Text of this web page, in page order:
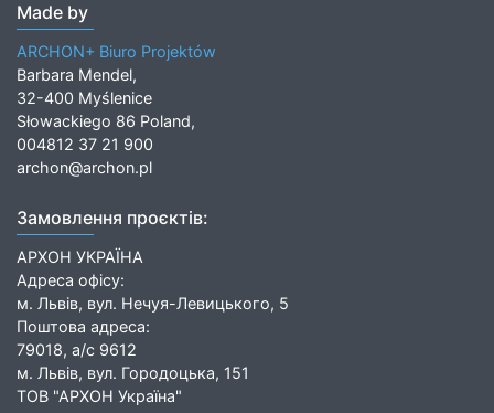
Made by
ARCHON+ Biuro Projektów
Barbara Mendel,
32-400 Myślenice
Słowackiego 86 Poland,
004812 37 21 900
archon@archon.pl
Замовлення проєктів:
АРХОН УКРАЇНА
Адреса офісу:
м. Львів, вул. Нечуя-Левицького, 5
Поштова адреса:
79018, а/с 9612
м. Львів, вул. Городоцька, 151
ТОВ "АРХОН Україна"